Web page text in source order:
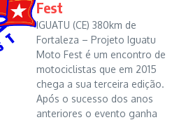
Fest
IGUATU (CE) 380km de
Fortaleza – Projeto Iguatu
Moto Fest é um encontro de
motociclistas que em 2015
chega a sua terceira edição.
Após o sucesso dos anos
anteriores o evento ganha